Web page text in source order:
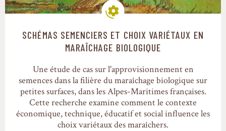
Modes de production
SCHÉMAS SEMENCIERS ET CHOIX VARIÉTAUX EN
MARAÎCHAGE BIOLOGIQUE
Une étude de cas sur l'approvisionnement en
semences dans la filière du maraîchage biologique sur
petites surfaces, dans les Alpes-Maritimes françaises.
Cette recherche examine comment le contexte
économique, technique, éducatif et social influence les
choix variétaux des maraîchers.